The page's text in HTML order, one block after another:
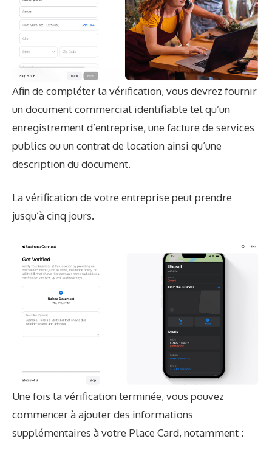
Afin de compléter la vérification, vous devrez fournir
un document commercial identifiable tel qu’un
enregistrement d’entreprise, une facture de services
publics ou un contrat de location ainsi qu’une
description du document.
La vérification de votre entreprise peut prendre
jusqu’à cinq jours.
Une fois la vérification terminée, vous pouvez
commencer à ajouter des informations
supplémentaires à votre Place Card, notamment :